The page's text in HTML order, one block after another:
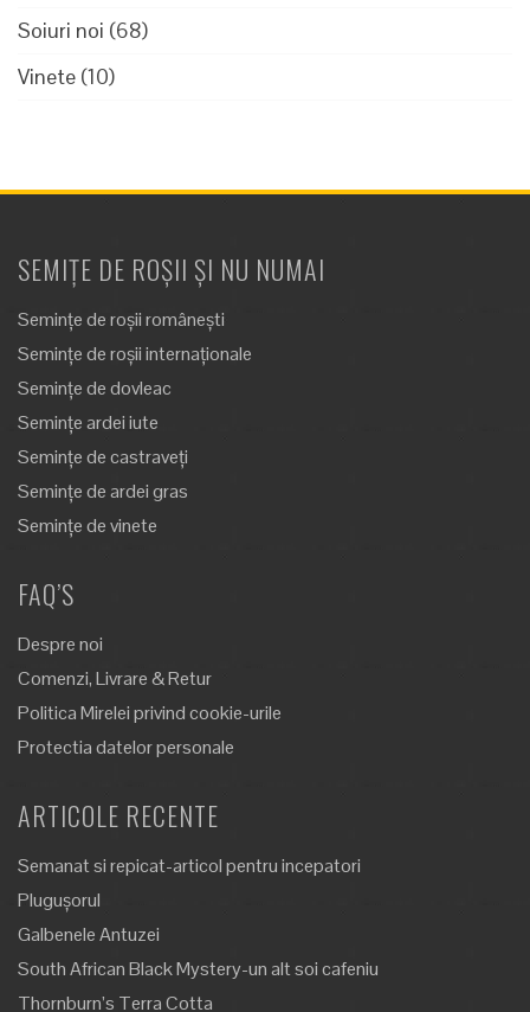
Soiuri noi (68)
Vinete (10)
SEMIȚE DE ROȘII ȘI NU NUMAI
Semințe de roșii românești
Semințe de roșii internaționale
Semințe de dovleac
Semințe ardei iute
Semințe de castraveți
Semințe de ardei gras
Semințe de vinete
FAQ’S
Despre noi
Comenzi, Livrare & Retur
Politica Mirelei privind cookie-urile
Protectia datelor personale
ARTICOLE RECENTE
Semanat si repicat-articol pentru incepatori
Plugușorul
Galbenele Antuzei
South African Black Mystery-un alt soi cafeniu
Thornburn’s Terra Cotta